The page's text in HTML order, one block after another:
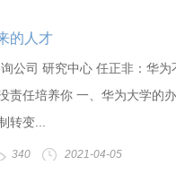
的人才
公司 研究中心 任正非：华为
责任培养你 一、华为大学的
转变...
340 2021-04-05